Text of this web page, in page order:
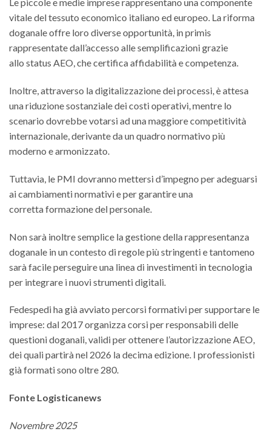
vitale del tessuto economico italiano ed europeo. La riforma
doganale offre loro diverse opportunità, in primis
rappresentate dall’accesso alle semplificazioni grazie
allo status AEO, che certifica affidabilità e competenza.
Inoltre, attraverso la digitalizzazione dei processi, è attesa
una riduzione sostanziale dei costi operativi, mentre lo
scenario dovrebbe votarsi ad una maggiore competitività
internazionale, derivante da un quadro normativo più
moderno e armonizzato.
Tuttavia, le PMI dovranno mettersi d’impegno per adeguarsi
ai cambiamenti normativi e per garantire una
corretta formazione del personale.
Non sarà inoltre semplice la gestione della rappresentanza
doganale in un contesto di regole più stringenti e tantomeno
sarà facile perseguire una linea di investimenti in tecnologia
per integrare i nuovi strumenti digitali.
Fedespedi ha già avviato percorsi formativi per supportare le
imprese: dal 2017 organizza corsi per responsabili delle
questioni doganali, validi per ottenere l’autorizzazione AEO,
dei quali partirà nel 2026 la decima edizione. I professionisti
già formati sono oltre 280.
Fonte Logisticanews
Novembre 2025